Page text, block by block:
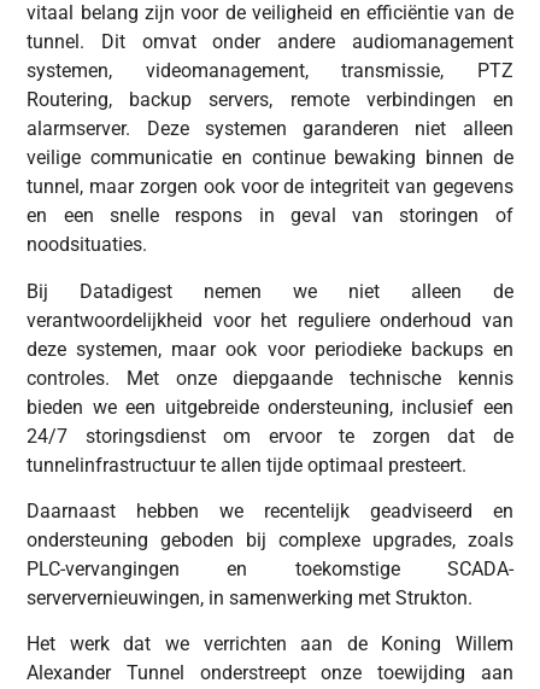
vitaal belang zijn voor de veiligheid en efficiëntie van de
tunnel. Dit omvat onder andere audiomanagement
systemen, videomanagement, transmissie, PTZ
Routering, backup servers, remote verbindingen en
alarmserver. Deze systemen garanderen niet alleen
veilige communicatie en continue bewaking binnen de
tunnel, maar zorgen ook voor de integriteit van gegevens
en een snelle respons in geval van storingen of
noodsituaties.
Bij Datadigest nemen we niet alleen de
verantwoordelijkheid voor het reguliere onderhoud van
deze systemen, maar ook voor periodieke backups en
controles. Met onze diepgaande technische kennis
bieden we een uitgebreide ondersteuning, inclusief een
24/7 storingsdienst om ervoor te zorgen dat de
tunnelinfrastructuur te allen tijde optimaal presteert.
Daarnaast hebben we recentelijk geadviseerd en
ondersteuning geboden bij complexe upgrades, zoals
PLC-vervangingen en toekomstige SCADA-
serververnieuwingen, in samenwerking met Strukton.
Het werk dat we verrichten aan de Koning Willem
Alexander Tunnel onderstreept onze toewijding aan